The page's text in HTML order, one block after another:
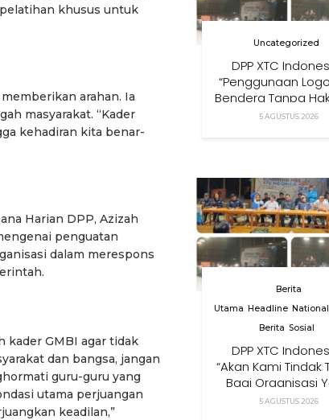
khusus untuk
arahan. Ia
masyarakat. “Kader
kehadiran kita benar-
Harian DPP, Azizah
penguatan
dalam merespons
kader GMBI agar tidak
dan bangsa, jangan
guru-guru yang
utama perjuangan
keadilan,”
Uncategorized
DPP XTC
“Penggunaan
Bendera Tanpa
Ditindak”
5 AGUSTUS 2026
Berita
Utama
Headline National
Berita Sosial
DPP XTC
“Akan Kami Tindak
Bagi Organisasi
Menggunakan
5 AGUSTUS 2026